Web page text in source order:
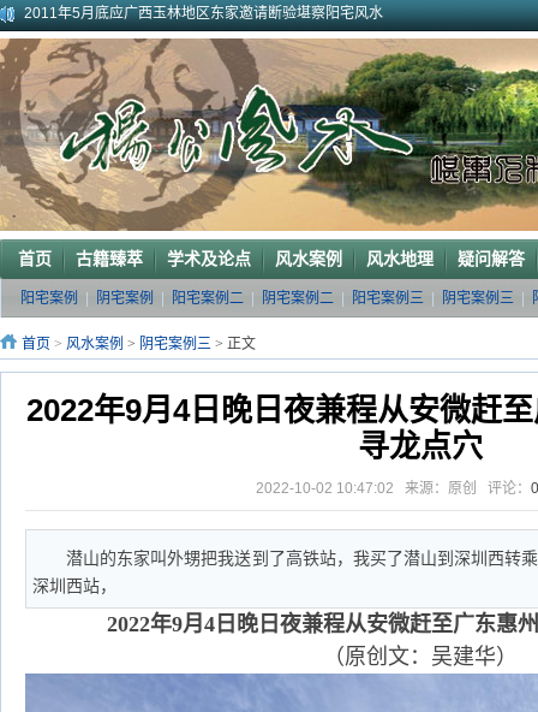
2011年5月底应广西玉林地区东家邀请断验堪察阳宅风水
2011年应广西巴马东家邀请堪察断验阳宅风水吉凶
《葬 书》注 解
广西南宁地区一葬地水聚天心
广西巴马一龙穴形局
杨公风水--山形之贵人拱手
2010年9月在广西容县为李喜中的亲戚找到的龙穴图
2023年3月18日广东电白地区一眼相中“猛虎下山”形
2011年4月底在江西丰城地区一农村里断验老阳宅风水吉凶（二）
2011年5月初应福建晋江东家邀请堪察调整阳宅风水布局
首页 古籍臻萃 学术及论点 风水案例 风水地理 疑问解答
阳宅案例 阴宅案例 阳宅案例二 阴宅案例二 阳宅案例三 阴宅案例三
首页 > 风水案例 > 阴宅案例三 > 正文
2022年9月4日晚日夜兼程从安微赶
寻龙点穴
2022-10-02 10:47:02 来源：原创 评论： 0
潜山的东家叫外甥把我送到了高铁站，我买了潜山到深圳西转
深圳西站，
2022年9月4日晚日夜兼程从安微赶至广东惠
（原创文：吴建华）